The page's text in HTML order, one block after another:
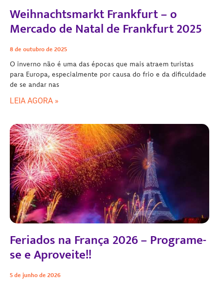
Weihnachtsmarkt Frankfurt – o
Mercado de Natal de Frankfurt 2025
8 de outubro de 2025
O inverno não é uma das épocas que mais atraem turistas
para Europa, especialmente por causa do frio e da dificuldade
de se andar nas
LEIA AGORA »
Feriados na França 2026 – Programe-
se e Aproveite!!
5 de junho de 2026